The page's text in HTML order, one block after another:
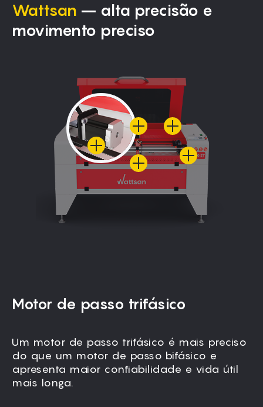
Wattsan – alta precisão e
movimento preciso
Motor de passo trifásico
Um motor de passo trifásico é mais preciso
do que um motor de passo bifásico e
apresenta maior confiabilidade e vida útil
mais longa.
Todas as peças móveis, incluindo o pórtico,
são totalmente fechadas para impedir a
entrada de poeira e garantir um
funcionamento sem vibrações.